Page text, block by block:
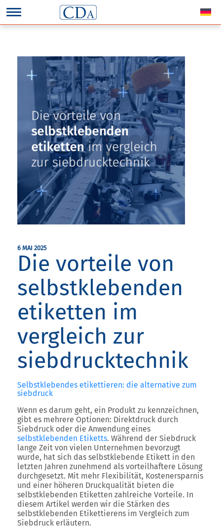
6 MAI 2025
Die vorteile von
selbstklebenden
etiketten im
vergleich zur
siebdrucktechnik
Selbstklebendes etikettieren: die alternative zum
siebdruck
Wenn es darum geht, ein Produkt zu kennzeichnen,
gibt es mehrere Optionen: Direktdruck durch
Siebdruck oder die Anwendung eines
selbstklebenden Etiketts. Während der Siebdruck
lange Zeit von vielen Unternehmen bevorzugt
wurde, hat sich das selbstklebende Etikett in den
letzten Jahren zunehmend als vorteilhaftere Lösung
durchgesetzt. Mit mehr Flexibilität, Kostenersparnis
und einer höheren Druckqualität bieten die
selbstklebenden Etiketten zahlreiche Vorteile. In
diesem Artikel werden wir die Stärken des
selbstklebenden Etikettierens im Vergleich zum
Siebdruck erläutern.